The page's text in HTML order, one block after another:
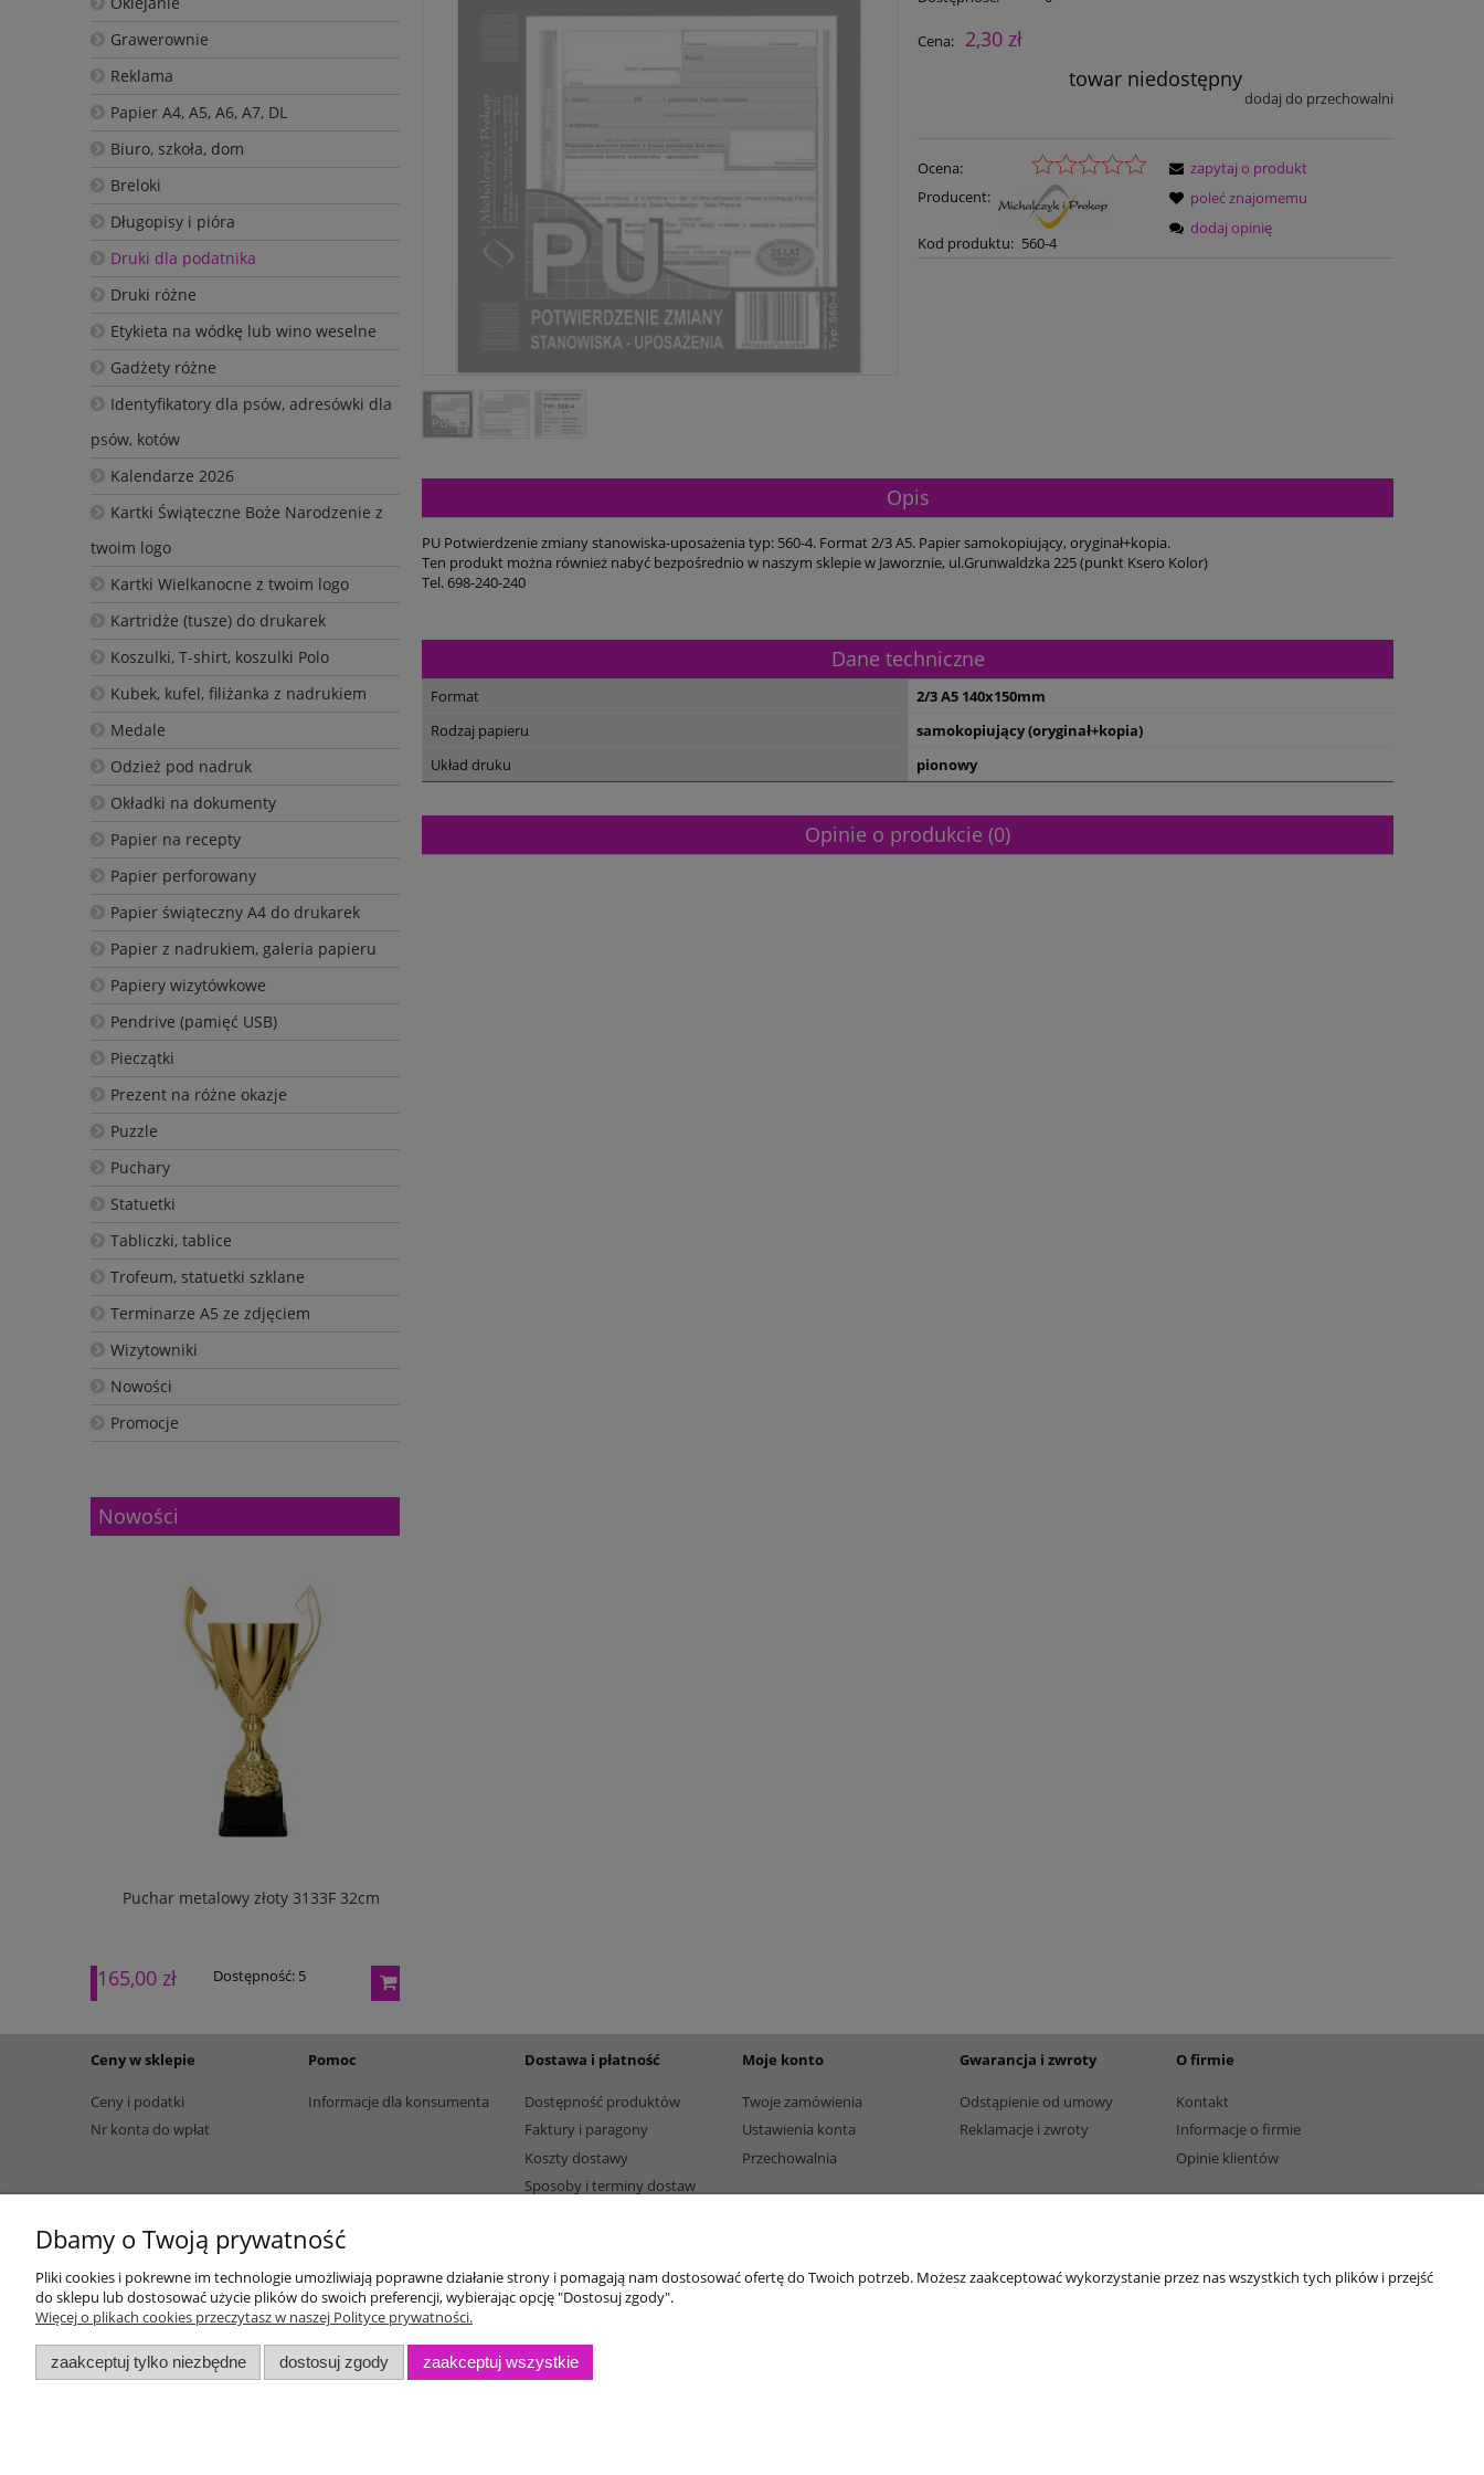
Grawerownie
Reklama
Papier A4, A5, A6, A7, DL
Biuro, szkoła, dom
Breloki
Długopisy i pióra
Druki dla podatnika
Druki różne
Etykieta na wódkę lub wino weselne
Gadżety różne
Identyfikatory dla psów, adresówki dla
psów, kotów
Kalendarze 2026
Kartki Świąteczne Boże Narodzenie z
twoim logo
Kartki Wielkanocne z twoim logo
Kartridże (tusze) do drukarek
Koszulki, T-shirt, koszulki Polo
Kubek, kufel, filiżanka z nadrukiem
Medale
Odzież pod nadruk
Okładki na dokumenty
Papier na recepty
Papier perforowany
Papier świąteczny A4 do drukarek
Papier z nadrukiem, galeria papieru
Papiery wizytówkowe
Pendrive (pamięć USB)
Pieczątki
Prezent na różne okazje
Puzzle
Puchary
Statuetki
Tabliczki, tablice
Trofeum, statuetki szklane
Terminarze A5 ze zdjęciem
Wizytowniki
Nowości
Promocje
Nowości
Puchar metalowy złoty 3133F 32cm
165,00 zł Dostępność: 5
Cena:
2,30 zł
towar niedostępny
dodaj do przechowalni
Ocena:
Producent:
Kod produktu: 560-4
zapytaj o produkt
poleć znajomemu
dodaj opinię
Opis
PU Potwierdzenie zmiany stanowiska-uposażenia typ: 560-4. Format 2/3 A5. Papier samokopiujący, oryginał+kopia.
Ten produkt można również nabyć bezpośrednio w naszym sklepie w Jaworznie, ul.Grunwaldzka 225 (punkt Ksero Kolor)
Tel. 698-240-240
Dane techniczne
Format
2/3 A5 140x150mm
Rodzaj papieru
samokopiujący (oryginał+kopia)
Układ druku
pionowy
Opinie o produkcie (0)
Ceny w sklepie
Ceny i podatki
Nr konta do wpłat
Pomoc
Informacje dla konsumenta
Dostawa i płatność
Dostępność produktów
Faktury i paragony
Koszty dostawy
Sposoby i terminy dostaw
Moje konto
Twoje zamówienia
Ustawienia konta
Przechowalnia
Gwarancja i zwroty
Odstąpienie od umowy
Reklamacje i zwroty
O firmie
Kontakt
Informacje o firmie
Opinie klientów
Dbamy o Twoją prywatność
Pliki cookies i pokrewne im technologie umożliwiają poprawne działanie strony i pomagają nam dostosować ofertę do Twoich potrzeb. Możesz zaakceptować wykorzystanie przez nas wszystkich tych plików i przejść
do sklepu lub dostosować użycie plików do swoich preferencji, wybierając opcję "Dostosuj zgody".
Więcej o plikach cookies przeczytasz w naszej Polityce prywatności.
zaakceptuj tylko niezbędne dostosuj zgody zaakceptuj wszystkie